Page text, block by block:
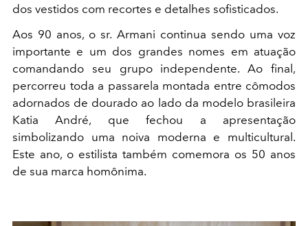
dos vestidos com recortes e detalhes sofisticados.
Aos 90 anos, o sr. Armani continua sendo uma voz
importante e um dos grandes nomes em atuação
comandando seu grupo independente. Ao final,
percorreu toda a passarela montada entre cômodos
adornados de dourado ao lado da modelo brasileira
Katia André, que fechou a apresentação
simbolizando uma noiva moderna e multicultural.
Este ano, o estilista também comemora os 50 anos
de sua marca homônima.